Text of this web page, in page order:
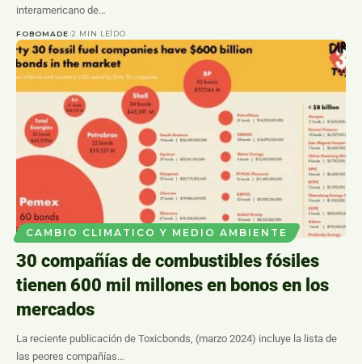
interamericano de…
FOBOMADE 2 MIN LEÍDO
CAMBIO CLIMATICO Y MEDIO AMBIENTE
30 compañías de combustibles fósiles
tienen 600 mil millones en bonos en los
mercados
La reciente publicación de Toxicbonds, (marzo 2024) incluye la lista de
las peores compañías…